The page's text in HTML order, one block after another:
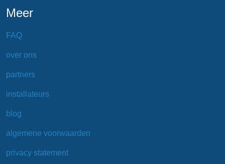
Meer
FAQ
over ons
partners
installateurs
blog
algemene voorwaarden
privacy statement